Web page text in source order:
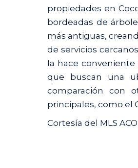
propiedades en
bordeadas de
más antiguas,
de servicios
la hace
que buscan una
comparación con
principales, como el
Cortesía del MLS